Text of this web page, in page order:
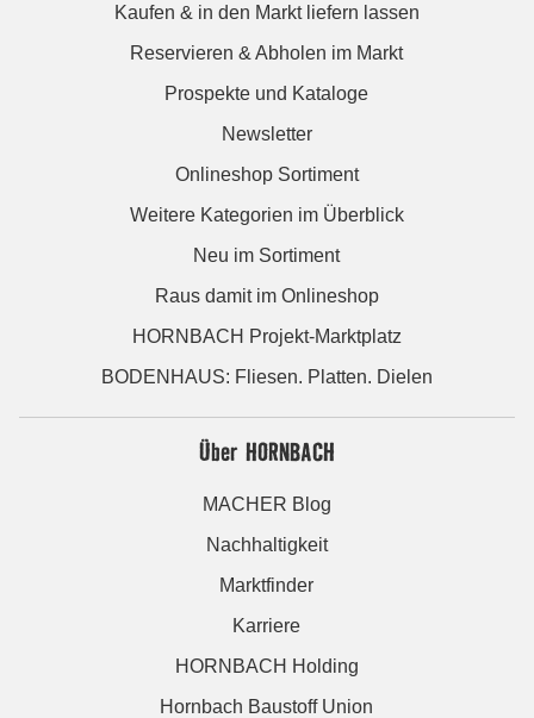
Kaufen & in den Markt liefern lassen
Reservieren & Abholen im Markt
Prospekte und Kataloge
Newsletter
Onlineshop Sortiment
Weitere Kategorien im Überblick
Neu im Sortiment
Raus damit im Onlineshop
HORNBACH Projekt-Marktplatz
BODENHAUS: Fliesen. Platten. Dielen
Über HORNBACH
MACHER Blog
Nachhaltigkeit
Marktfinder
Karriere
HORNBACH Holding
Hornbach Baustoff Union